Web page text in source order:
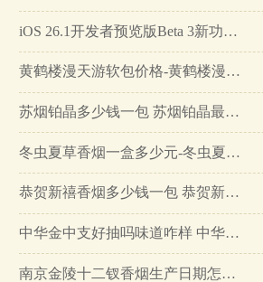
iOS 26.1开发者预览版Beta 3新功能详解…
黄鹤楼漫天游软包价格-黄鹤楼漫天游软包多少钱一盒…
苏烟铂晶多少钱一包 苏烟铂晶最新价格…
冬虫夏草香烟一盒多少元-冬虫夏草香烟一盒多少元2025最新价格…
恭贺新禧香烟多少钱一包 恭贺新禧香烟价格表和图片…
中华金中支好抽吗味道咋样 中华金中支口感特点介绍…
南京金陵十二钗香烟生产日期怎么看 南京金陵十二钗香烟保质期…